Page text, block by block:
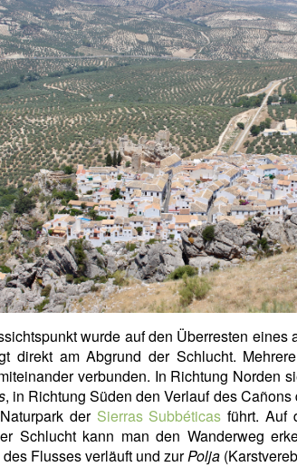
wurde auf den Überresten eines
direkt am Abgrund der Schlucht.
verbunden. In Richtung Norden
, in Richtung Süden den Verlauf des Cañons
der Sierras Subbéticas führt. Auf
Schlucht kann man den Wanderweg
Flusses verläuft und zurPolja